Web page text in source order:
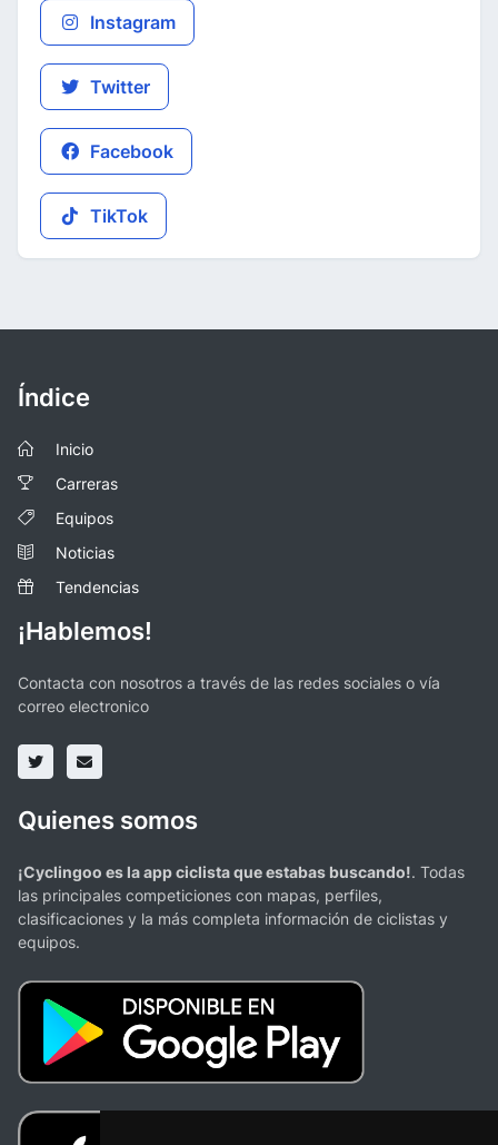
Instagram
Twitter
Facebook
TikTok
Índice
Inicio
Carreras
Equipos
Noticias
Tendencias
¡Hablemos!
Contacta con nosotros a través de las redes sociales o vía
correo electronico
Quienes somos
¡Cyclingoo es la app ciclista que estabas buscando!. Todas
las principales competiciones con mapas, perfiles,
clasificaciones y la más completa información de ciclistas y
equipos.